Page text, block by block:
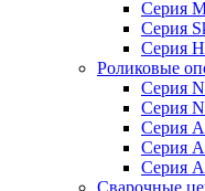
Серия
Серия
Серия
Роликовые
Серия
Серия
Серия A
Серия
Серия
Сварочные